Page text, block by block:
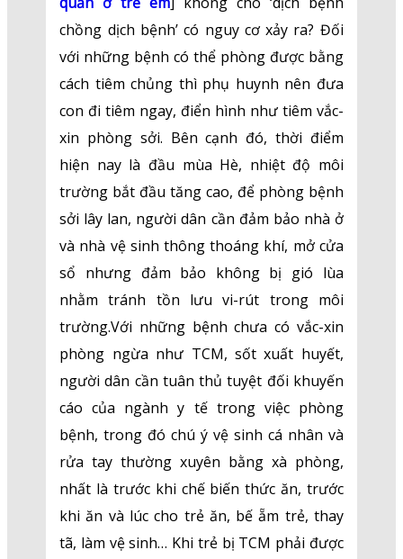
chồng dịch bệnh’ có nguy cơ xảy ra? Đối
với những bệnh có thể phòng được bằng
cách tiêm chủng thì phụ huynh nên đưa
con đi tiêm ngay, điển hình như tiêm vắc-
xin phòng sởi. Bên cạnh đó, thời điểm
hiện nay là đầu mùa Hè, nhiệt độ môi
trường bắt đầu tăng cao, để phòng bệnh
sởi lây lan, người dân cần đảm bảo nhà ở
và nhà vệ sinh thông thoáng khí, mở cửa
sổ nhưng đảm bảo không bị gió lùa
nhằm tránh tồn lưu vi-rút trong môi
trường.Với những bệnh chưa có vắc-xin
phòng ngừa như TCM, sốt xuất huyết,
người dân cần tuân thủ tuyệt đối khuyến
cáo của ngành y tế trong việc phòng
bệnh, trong đó chú ý vệ sinh cá nhân và
rửa tay thường xuyên bằng xà phòng,
nhất là trước khi chế biến thức ăn, trước
khi ăn và lúc cho trẻ ăn, bế ẵm trẻ, thay
tã, làm vệ sinh… Khi trẻ bị TCM phải được